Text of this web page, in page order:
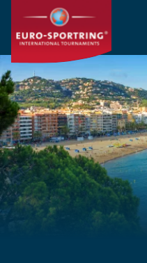
Aller au contenu principal